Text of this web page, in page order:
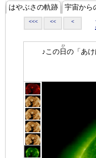
はやぶさの軌跡 宇宙から
<<< << <
♪この日
ひ
の「あけ